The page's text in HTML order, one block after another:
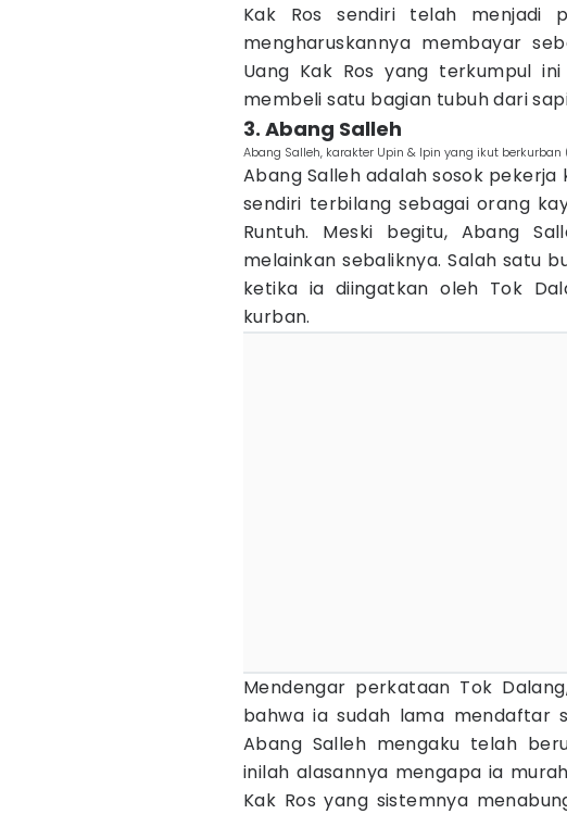
Kak Ros sendiri telah menjadi
mengharuskannya membayar
Uang Kak Ros yang terkumpul
membeli satu bagian tubuh dari
3. Abang Salleh
Abang Salleh, karakter Upin & Ipin yang ikut
Abang Salleh adalah sosok pekerja
sendiri terbilang sebagai orang
Runtuh. Meski begitu, Abang
melainkan sebaliknya. Salah satu
ketika ia diingatkan oleh Tok
kurban.
Mendengar perkataan Tok
bahwa ia sudah lama mendaftar
Abang Salleh mengaku telah
inilah alasannya mengapa ia
Kak Ros yang sistemnya